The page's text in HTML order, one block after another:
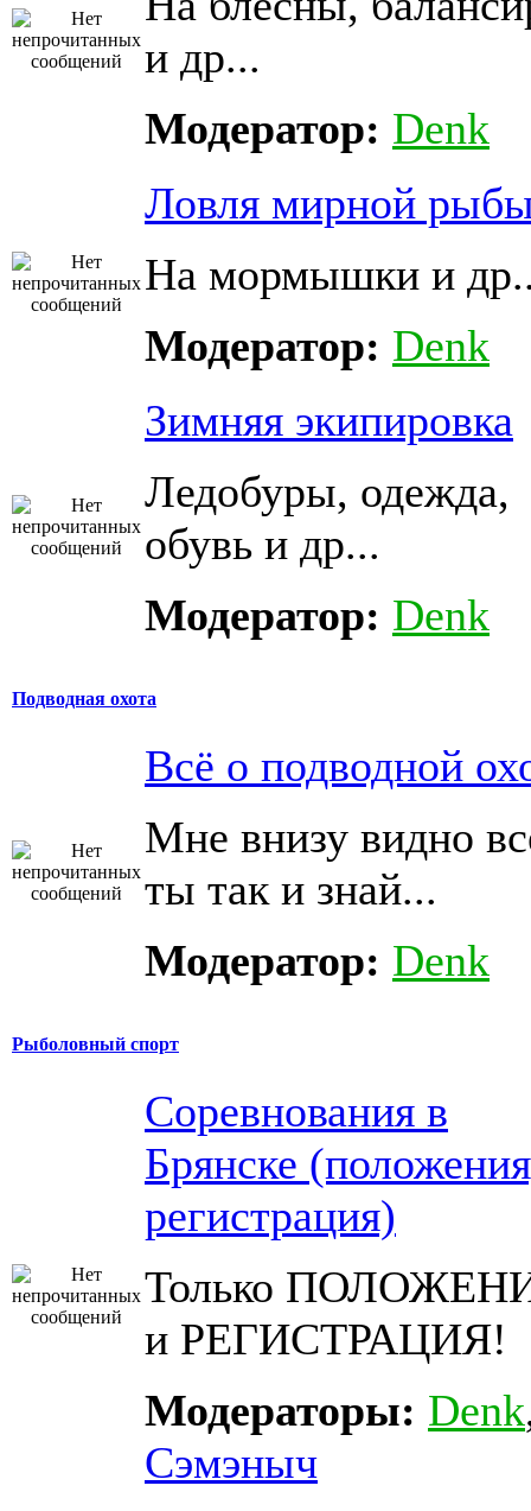
и др...
Модератор: Denk
Ловля мирной
На мормышки и
Модератор: Denk
Зимняя экипировка
Ледобуры, одежда,
обувь и др...
Модератор: Denk
Подводная охота
Всё о подводной
Мне внизу видно
ты так и знай...
Модератор: Denk
Рыболовный спорт
Соревнования в
Брянске
регистрация)
Только
и РЕГИСТРАЦИЯ!
Модераторы: Denk
Сэмэныч